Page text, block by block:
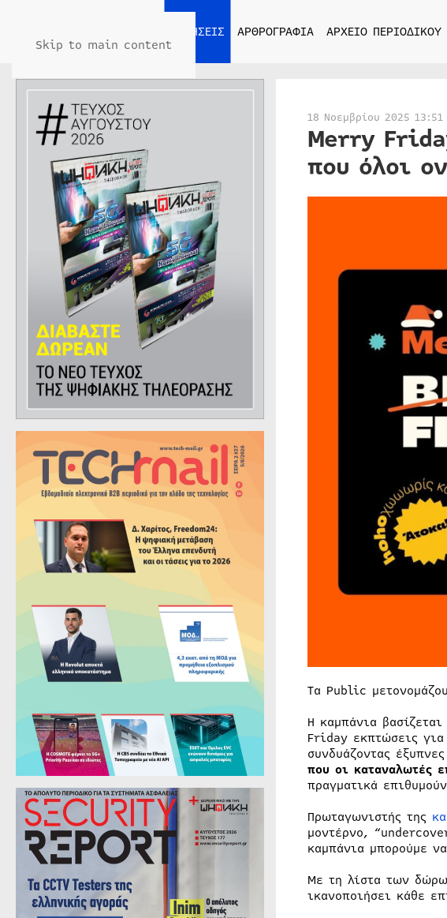
Skip to main content
ΕΙΔΗΣΕΙΣ ΑΡΘΡΟΓΡΑΦΙΑ ΑΡΧΕΙΟ ΠΕΡΙΟΔΙΚΟΥ
18 Νοεμβρίου 2025 13:51
Merry
που όλοι
Τα Public
Η καμπάνια
Friday εκπτώσεις για
συνδυάζοντας
που οι καταναλωτές
πραγματικά
Πρωταγωνιστής της
μοντέρνο,
καμπάνια μπορούμε
Με τη λίστα των
ικανοποιήσει κάθε